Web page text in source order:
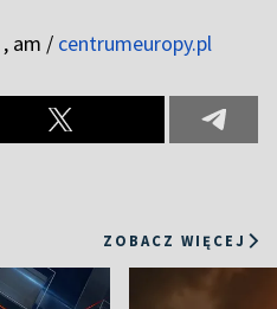
, am / centrumeuropy.pl
ZOBACZ WIĘCEJ